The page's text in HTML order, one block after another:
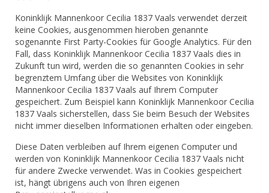
Koninklijk Mannenkoor Cecilia 1837 Vaals verwendet derzeit
keine Cookies, ausgenommen hieroben genannte
sogenannte First Party-Cookies für Google Analytics. Für den
Fall, dass Koninklijk Mannenkoor Cecilia 1837 Vaals dies in
Zukunft tun wird, werden die so genannten Cookies in sehr
begrenztem Umfang über die Websites von Koninklijk
Mannenkoor Cecilia 1837 Vaals auf Ihrem Computer
gespeichert. Zum Beispiel kann Koninklijk Mannenkoor Cecilia
1837 Vaals sicherstellen, dass Sie beim Besuch der Websites
nicht immer dieselben Informationen erhalten oder eingeben.
Diese Daten verbleiben auf Ihrem eigenen Computer und
werden von Koninklijk Mannenkoor Cecilia 1837 Vaals nicht
für andere Zwecke verwendet. Was in Cookies gespeichert
ist, hängt übrigens auch von Ihren eigenen